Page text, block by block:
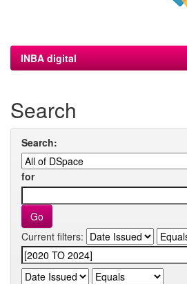
INBA digital
Search
Search:
for
Current filters: